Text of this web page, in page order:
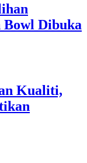
Dibuka
Kualiti,